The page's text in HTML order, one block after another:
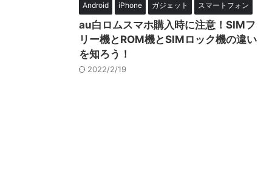
Android iPhone ガジェット スマートフォン
au白ロムスマホ購入時に注意！SIMフ
リー機とROM機とSIMロック機の違い
を知ろう！
2022/2/19